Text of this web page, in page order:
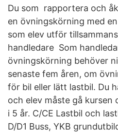
Du som rapportera och
en övningskörning med
som elev utför
handledare Som
övningskörning behöver
senaste fem åren, om
för bil eller lätt lastbil. Du
och elev måste gå kursen
i 5 år. C/CE Lastbil och
D/D1 Buss, YKB